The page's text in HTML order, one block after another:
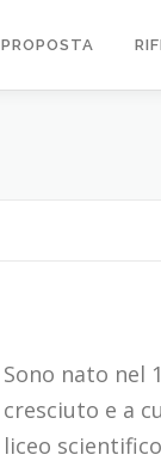
PROPOSTA
Sono nato nel
cresciuto e a
liceo